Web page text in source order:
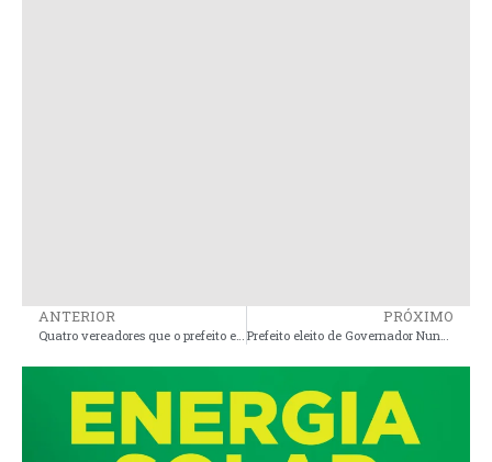
ANTERIOR PRÓXIMO